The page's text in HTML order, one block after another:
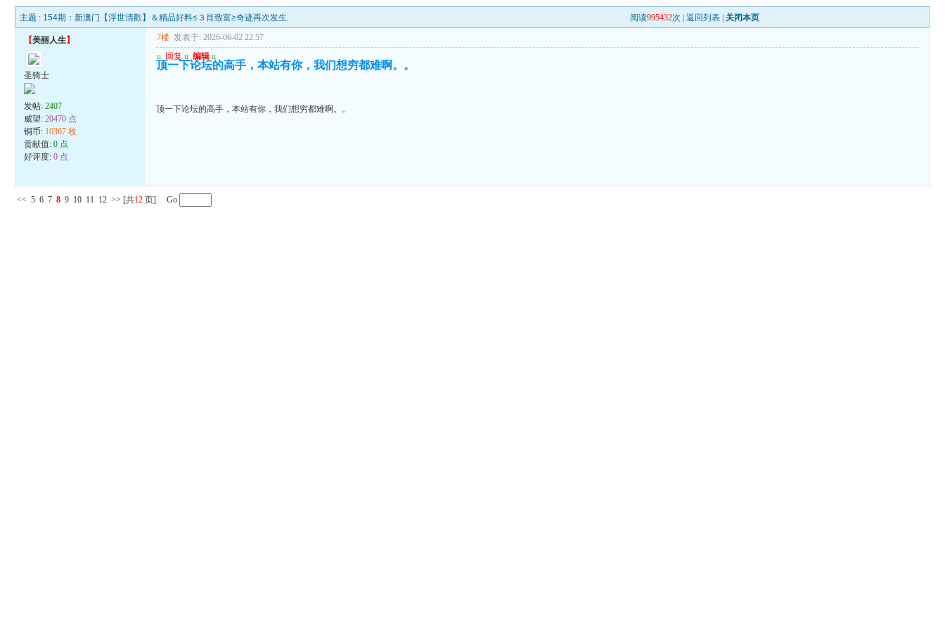
主题 : 154期：新澳门【浮世清歡】＆精品好料≤３肖致富≥奇迹再次发生. 阅读995432次 |返回列表 关闭本页
【美丽人生】
圣骑士
发帖:2407
威望:20470 点
铜币: 10367 枚
贡献值:0 点
好评度:0 点
7楼 发表于: 2026-06-02 22:57
u 回复 u 编辑 u
顶一下论坛的高手，本站有你，我们想穷都难啊。。
顶一下论坛的高手，本站有你，我们想穷都难啊。。
<< 5 6 7 8 9 10 11 12 >> [共12 页] Go